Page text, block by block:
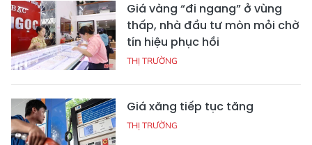
Giá vàng “đi ngang” ở vùng
thấp, nhà đầu tư mòn mỏi chờ
tín hiệu phục hồi
THỊ TRƯỜNG
Giá xăng tiếp tục tăng
THỊ TRƯỜNG